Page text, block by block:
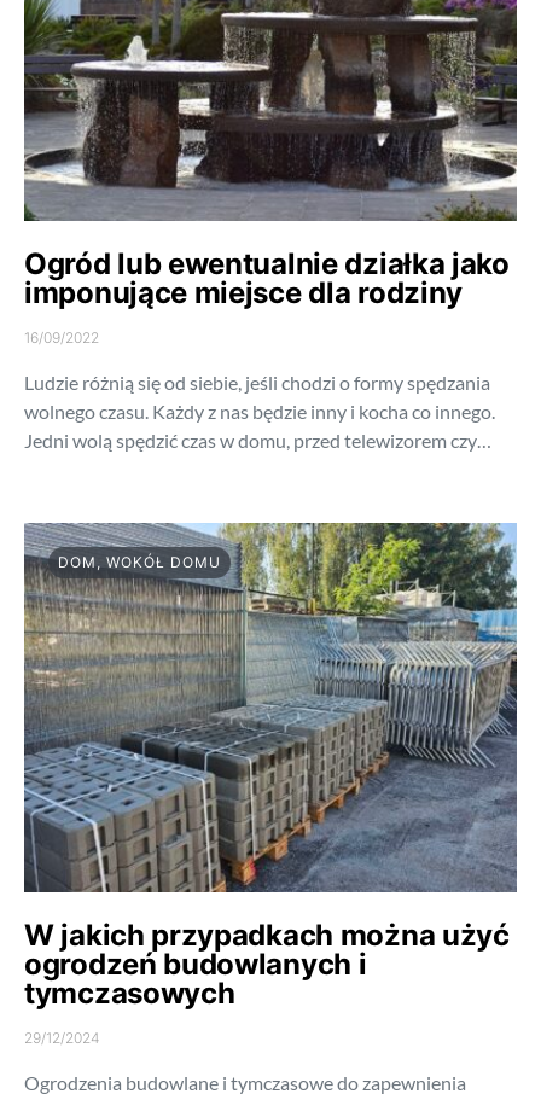
Ogród lub ewentualnie działka jako
imponujące miejsce dla rodziny
16/09/2022
Ludzie różnią się od siebie, jeśli chodzi o formy spędzania
wolnego czasu. Każdy z nas będzie inny i kocha co innego.
Jedni wolą spędzić czas w domu, przed telewizorem czy…
DOM, WOKÓŁ DOMU
W jakich przypadkach można użyć
ogrodzeń budowlanych i
tymczasowych
29/12/2024
Ogrodzenia budowlane i tymczasowe do zapewnienia